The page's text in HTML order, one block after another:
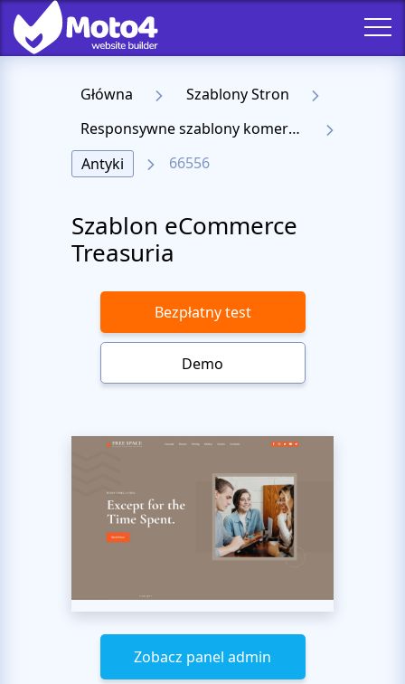
Główna
Szablony Stron
Responsywne szablony komercyjne
Antyki
66556
Szablon eCommerce
Treasuria
Bezpłatny test
Demo
Zobacz panel admin